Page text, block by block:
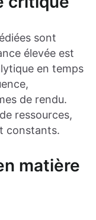
sont
élevée est
en temps
de rendu.
ressources,
constants.
matière